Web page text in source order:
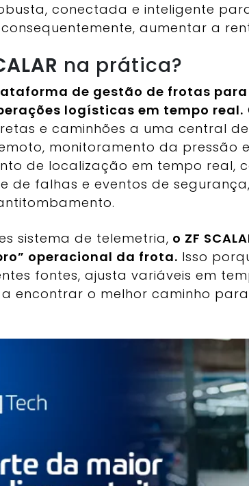
conectada e inteligente
aumentar a
na prática?
de gestão de frotas
logísticas em tempo real.
e caminhões a uma central
monitoramento da pressão
de localização em tempo real,
de falhas e eventos de
sistema de telemetria, o ZF
operacional da frota. Isso
fontes, ajusta variáveis em
encontrar o melhor caminho